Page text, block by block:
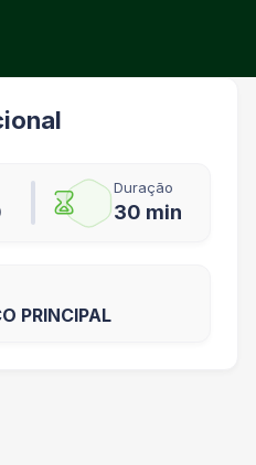
Duração
30 min
PRINCIPAL